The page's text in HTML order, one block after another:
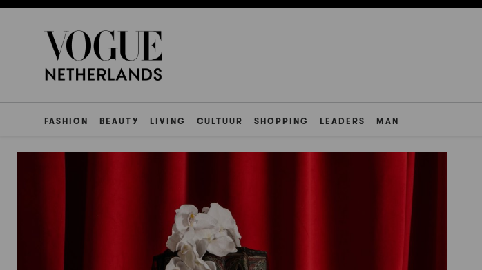
FASHION BEAUTY LIVING CULTUUR SHOPPING LEADERS MAN